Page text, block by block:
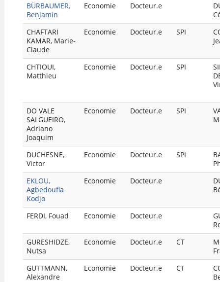
BÜRBAUMER,
Benjamin
Economie Docteur.e
CHAFTARI
KAMAR, Marie-
Claude
Economie Docteur.e SPI
CHTIOUI,
Matthieu
Economie Docteur.e SPI
DO VALE
SALGUEIRO,
Adriano
Joaquim
Economie Docteur.e SPI
DUCHESNE,
Victor
Economie Docteur.e SPI
EKLOU,
Agbedoufia
Kodjo
Economie Docteur.e
FERDI, Fouad Economie Docteur.e
GURESHIDZE,
Nutsa
Economie Docteur.e CT
GUTTMANN,
Alexandre
Economie Docteur.e CT